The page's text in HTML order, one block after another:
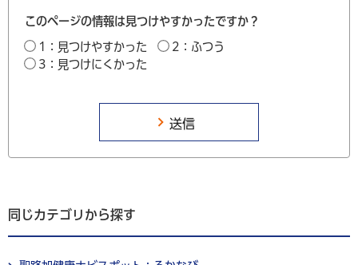
このページの情報は見つけやすかったですか？
1：見つけやすかった
2：ふつう
3：見つけにくかった
同じカテゴリから探す